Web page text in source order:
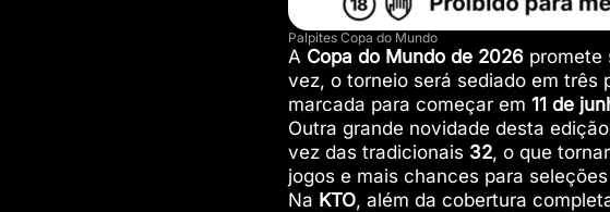
Palpites Copa do Mundo
A Copa do Mundo de 2026 promete
vez, o torneio será sediado em três
marcada para começar em 11 de
Outra grande novidade desta
vez das tradicionais 32, o que
jogos e mais chances para
Na KTO, além da cobertura